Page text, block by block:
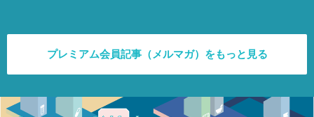
プレミアム会員記事（メルマガ）をもっと見る